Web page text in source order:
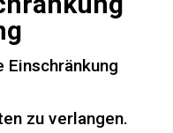
Einschränkung
zu verlangen.